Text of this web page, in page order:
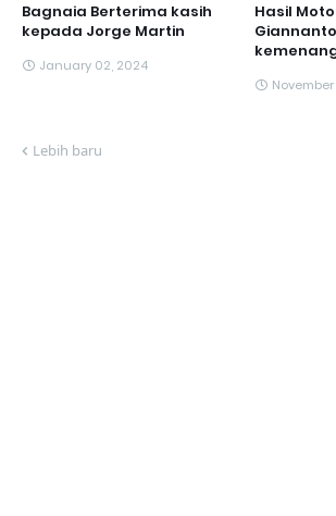
Bagnaia Berterima kasih
kepada Jorge Martin
January 02, 2024
Hasil
Lebih baru